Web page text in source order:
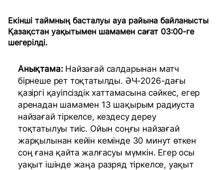
Екінші таймның басталуы ауа райына байланысты
Қазақстан уақытымен шамамен сағат 03:00-ге
шегерілді.
Анықтама: Найзағай салдарынан матч
бірнеше рет тоқтатылды. ӘЧ-2026-дағы
қазіргі қауіпсіздік хаттамасына сәйкес, егер
аренадан шамамен 13 шақырым радиуста
найзағай тіркелсе, кездесу дереу
тоқтатылуы тиіс. Ойын соңғы найзағай
жарқылынан кейін кемінде 30 минут өткен
соң ғана қайта жалғасуы мүмкін. Егер осы
уақыт ішінде жаңа разряд тіркелсе, уақыт